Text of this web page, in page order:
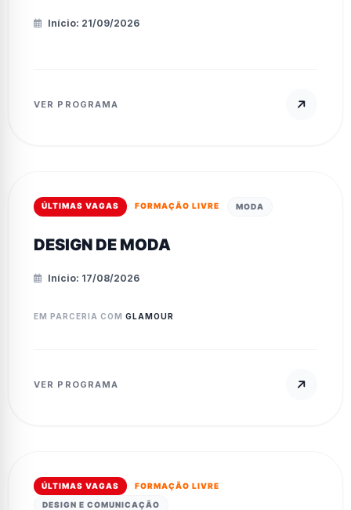
Início: 21/09/2026
VER PROGRAMA
ÚLTIMAS VAGAS FORMAÇÃO LIVRE MODA
DESIGN DE MODA
Início: 17/08/2026
EM PARCERIA COM GLAMOUR
VER PROGRAMA
ÚLTIMAS VAGAS
FORMAÇÃO LIVRE
DESIGN E COMUNICAÇÃO